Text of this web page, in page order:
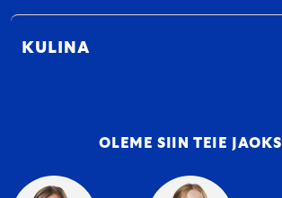
KULINA
OLEME SIIN TEIE JAOKS